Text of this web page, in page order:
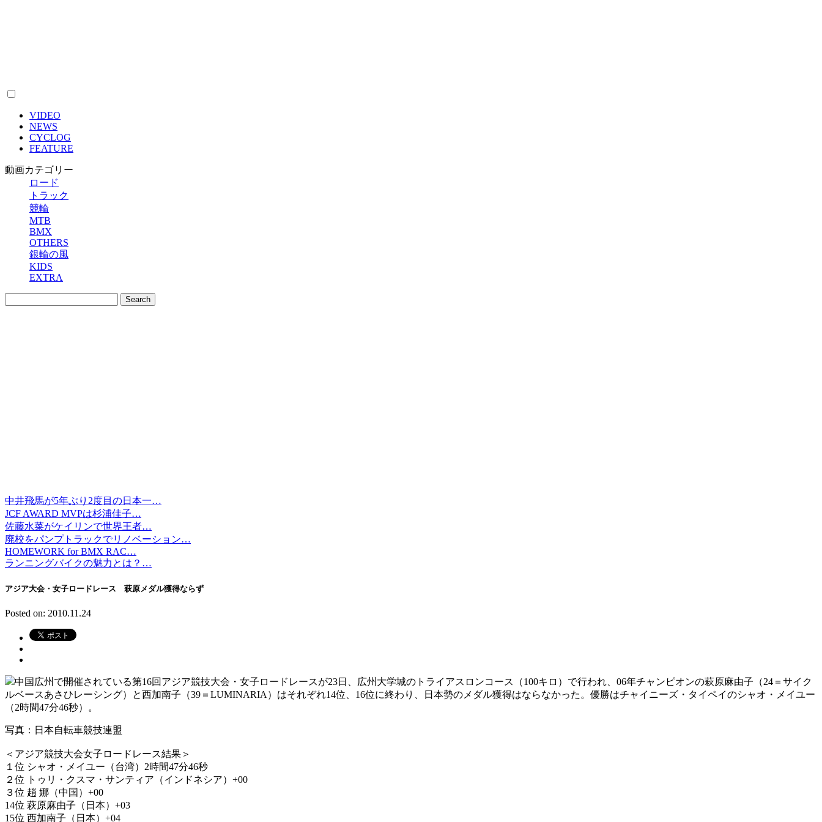
VIDEO
NEWS
CYCLOG
FEATURE
動画カテゴリー
ロード
トラック
競輪
MTB
BMX
OTHERS
銀輪の風
KIDS
EXTRA
中井飛馬が5年ぶり2度目の日本一…
JCF AWARD MVPは杉浦佳子…
佐藤水菜がケイリンで世界王者…
廃校をパンプトラックでリノベーション…
HOMEWORK for BMX RAC…
ランニングバイクの魅力とは？…
アジア大会・女子ロードレース 萩原メダル獲得ならず
Posted on: 2010.11.24
中国広州で開催されている第16回アジア競技大会・女子ロードレースが23日、広州大学城のトライアスロンコース（100キロ）で行われ、06年チャンピオンの萩原麻由子（24＝サイク
ルベースあさひレーシング）と西加南子（39＝LUMINARIA）はそれぞれ14位、16位に終わり、日本勢のメダル獲得はならなかった。優勝はチャイニーズ・タイペイのシャオ・メイユー
（2時間47分46秒）。
写真：日本自転車競技連盟
＜アジア競技大会女子ロードレース結果＞
１位 シャオ・メイユー（台湾）2時間47分46秒
２位 トゥリ・クスマ・サンティア（インドネシア）+00
３位 趙 娜（中国）+00
14位 萩原麻由子（日本）+03
15位 西加南子（日本）+04